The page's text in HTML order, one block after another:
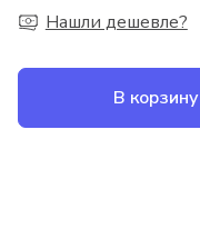
Нашли дешевле?
В корзину